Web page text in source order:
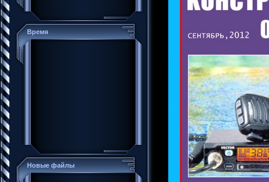
Время
Новые файлы